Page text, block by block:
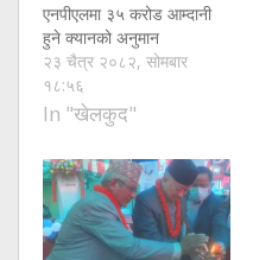
एनपीएलमा ३५ करोड आम्दानी
हुने क्यानको अनुमान
२३ चैत्र २०८२, सोमबार
१८:५६
In "खेलकुद"